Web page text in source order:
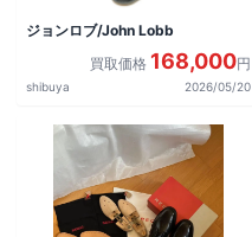
ジョンロブ/John Lobb
買取価格 168,000円
shibuya 2026/05/20